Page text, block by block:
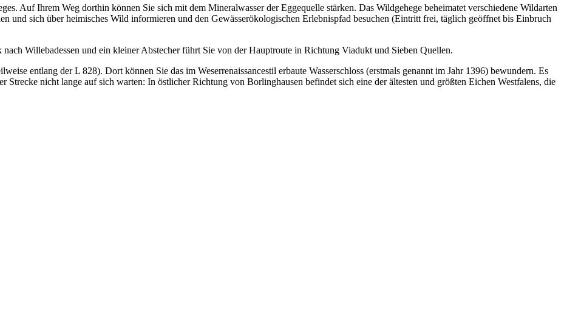
Auf Ihrem Weg dorthin können Sie sich mit dem Mineralwasser der Eggequelle stärken. Das Wildgehege beheimatet verschiedene Wildarten
und sich über heimisches Wild informieren und den Gewässerökologischen Erlebnispfad besuchen (Eintritt frei, täglich geöffnet bis Einbruch
Willebadessen und ein kleiner Abstecher führt Sie von der Hauptroute in Richtung Viadukt und Sieben Quellen.
entlang der L 828). Dort können Sie das im Weserrenaissancestil erbaute Wasserschloss (erstmals genannt im Jahr 1396) bewundern. Es
Strecke nicht lange auf sich warten: In östlicher Richtung von Borlinghausen befindet sich eine der ältesten und größten Eichen Westfalens, die